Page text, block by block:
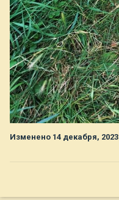
Изменено 14 декабря, 2023